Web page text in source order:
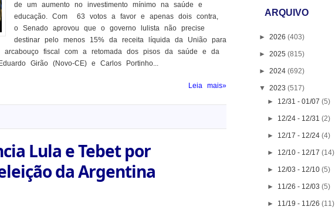
de um aumento no investimento mínimo na saúde e
educação. Com 63 votos a favor e apenas dois contra,
o Senado aprovou que o governo lulista não precise
destinar pelo menos 15% da receita líquida da União para
fiscal com a retomada dos pisos da saúde e da
Girão (Novo-CE) e Carlos Portinho...
Leia mais»
Lula e Tebet por
da Argentina
ARQUIVO
► 2026 (403)
► 2025 (815)
► 2024 (692)
▼ 2023 (517)
► 12/31 - 01/07(5)
► 12/24 - 12/31(2)
► 12/17 - 12/24(4)
► 12/10 - 12/17(14)
► 12/03 - 12/10(5)
► 11/26 - 12/03(5)
► 11/19 - 11/26(11)